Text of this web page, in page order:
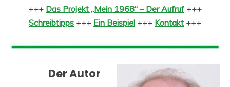
+++ Das Projekt „Mein 1968“ – Der Aufruf +++
Schreibtipps +++ Ein Beispiel +++ Kontakt +++
Der Autor